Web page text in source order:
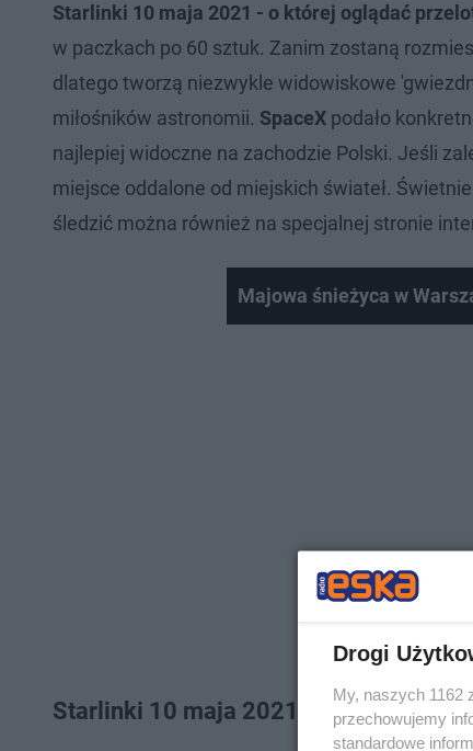
Starlinki 10 maja 2021 - o której oglądać
w paczkach po 60 sztuk. Zanim zostaną
dlatego tworzą niezwykle widowiskowe
miłośników astronomii. SpaceX podało
najlepiej widoczne na zachodzie Polski. Jeśli
miejsce oddalone od miejskich świateł.
śledzić można również na specjalnej stronie
Majowa śnieżyca w
Starlinki 10 maja 2021 - o której
Drogi
My, naszych 1162
przechowujemy
standardowe